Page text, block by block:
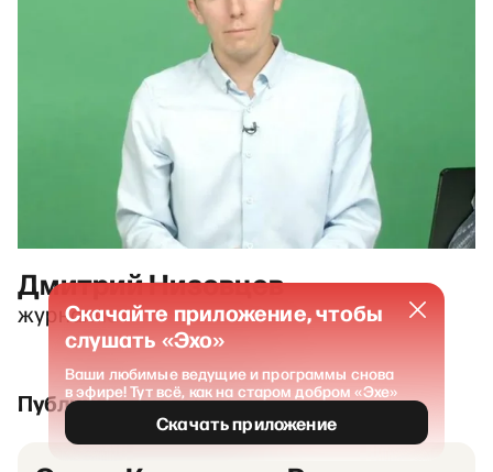
Дмитрий Низовцев
журналист
Публикации и выпуски
Скачайте приложение, чтобы
слушать «Эхо»
Ваши любимые ведущие и программы снова
в эфире! Тут всё, как на старом добром «Эхе»
Скачать приложение